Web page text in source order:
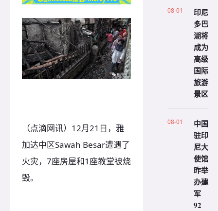
（点滴网讯）12月21日，雅
加达中区Sawah Besar遭遇了
火灾，7座房屋和1座教堂被烧
毁。
08-01
印尼
多巴
湖将
成为
高级
国际
旅游
景区
08-01
中国
驻印
尼大
使馆
昨举
办建
军
92